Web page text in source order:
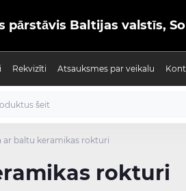
Baltijas valstīs,
Rekvizīti Atsauksmes par veikalu
ar baltu keramikas rokturi
rokturi